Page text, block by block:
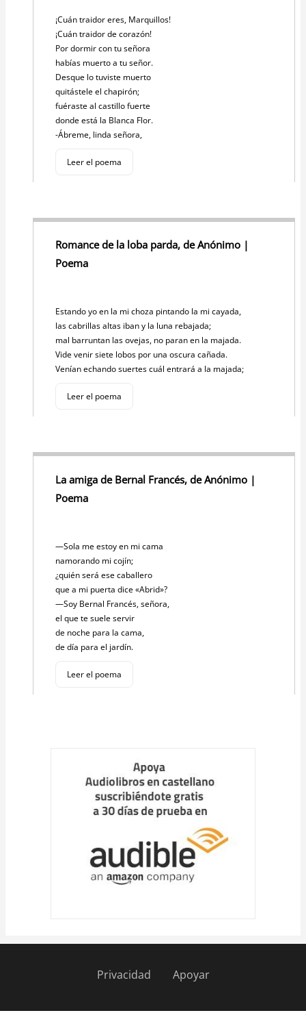
¡Cuán traidor eres, Marquillos!
¡Cuán traidor de corazón!
Por dormir con tu señora
habías muerto a tu señor.
Desque lo tuviste muerto
quitástele el chapirón;
fuéraste al castillo fuerte
donde está la Blanca Flor.
-Ábreme, linda señora,
Leer el poema
Romance de la loba parda, de Anónimo |
Poema
Estando yo en la mi choza pintando la mi cayada,
las cabrillas altas iban y la luna rebajada;
mal barruntan las ovejas, no paran en la majada.
Vide venir siete lobos por una oscura cañada.
Venían echando suertes cuál entrará a la majada;
Leer el poema
La amiga de Bernal Francés, de Anónimo |
Poema
—Sola me estoy en mi cama
namorando mi cojín;
¿quién será ese caballero
que a mi puerta dice «Abrid»?
—Soy Bernal Francés, señora,
el que te suele servir
de noche para la cama,
de día para el jardín.
Leer el poema
Privacidad Apoyar